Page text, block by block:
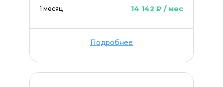
1 месяц 14 142 ₽ / мес
Подробнее